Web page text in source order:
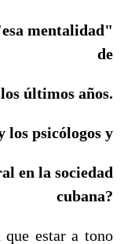
mentalidad"
de
últimos años.
los psicólogos y
en la sociedad
cubana?
estar a tono